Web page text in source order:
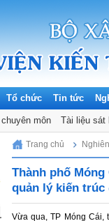
Tổ chức Tin tức
học Tiêu chuẩn,
dựng môn Tài liệu sát
Trang chủ
Thành phố
quản lý kiến trúc
Vừa qua, TP Móng Cái,